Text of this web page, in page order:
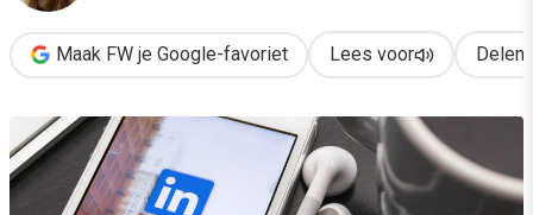
Maak FW je Google-favoriet Lees voor Delen